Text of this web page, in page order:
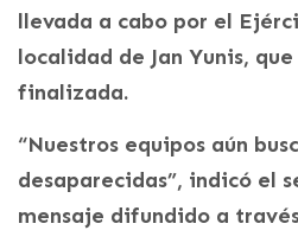
llevada a cabo por el
localidad de Jan Yunis,
finalizada.
“Nuestros equipos aún
desaparecidas”, indicó el
mensaje difundido a